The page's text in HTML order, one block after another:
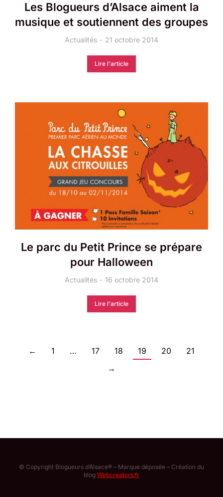
Les Blogueurs d’Alsace aiment la
musique et soutiennent des groupes
Actualités 21 octobre 2014
Lire l'article
Le parc du Petit Prince se prépare
pour Halloween
Actualités 16 octobre 2014
Lire l'article
← 1 … 17 18 19 20
21
→
© Copyright Blogueurs d’Alsace® – Marque déposée – Création du
blog Webcreators.fr